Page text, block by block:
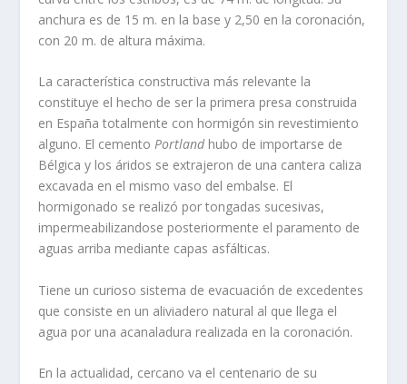
anchura es de 15 m. en la base y 2,50 en la coronación,
con 20 m. de altura máxima.
La caracterí­stica constructiva más relevante la
constituye el hecho de ser la primera presa construida
en España totalmente con hormigón sin revestimiento
alguno. El cementoPortland hubo de importarse de
Bélgica y los áridos se extrajeron de una cantera caliza
excavada en el mismo vaso del embalse. El
hormigonado se realizó por tongadas sucesivas,
impermeabilizandose posteriormente el paramento de
aguas arriba mediante capas asfálti­cas.
Tiene un curioso sistema de evacuación de excedentes
que consiste en un aliviadero natural al que llega el
agua por una acanaladura realizada en la coronación.
En la actualidad, cercano va el centenario de su